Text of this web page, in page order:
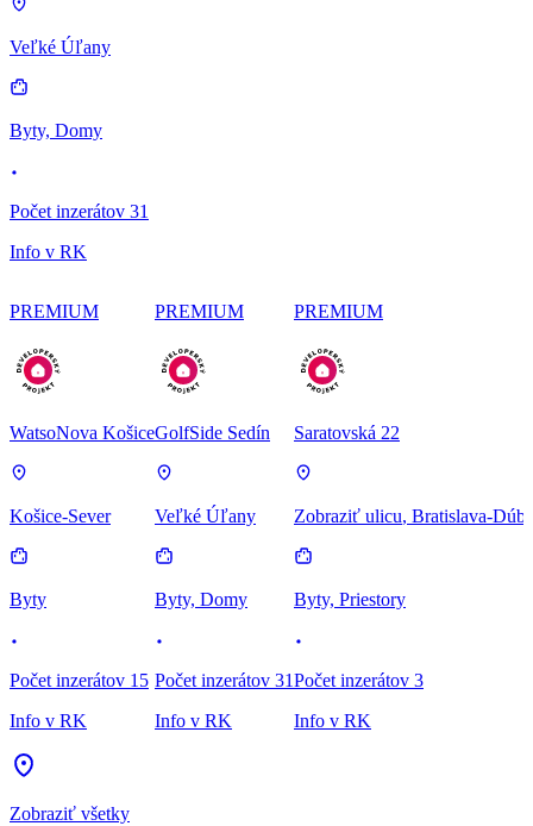
Veľké Úľany
Byty, Domy
Počet inzerátov 31
Info v RK
PREMIUM
WatsoNova Košice
Košice-Sever
Byty
Počet inzerátov 15
Info v RK
PREMIUM
GolfSide Sedín
Veľké Úľany
Byty, Domy
Počet inzerátov 31
Info v RK
PREMIUM
Saratovská 22
Zobraziť ulicu, Bratislava-
Byty, Priestory
Počet inzerátov 3
Info v RK
Zobraziť všetky